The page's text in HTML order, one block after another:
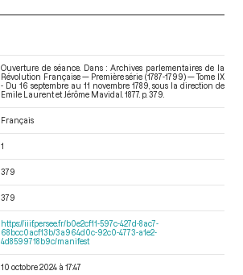
Ouverture de séance. Dans : Archives parlementaires de la
Révolution Française — Première série (1787-1799) — Tome IX
- Du 16 septembre au 11 novembre 1789 , sous la direction de
Emile Laurent et Jérôme Mavidal. 1877. p. 379.
Français
1
379
379
https://iiif.persee.fr/b0e2cf11-597c-427d-8ac7-
68bcc0acf13b/3a964d0c-92c0-4773-a1e2-
4d8599718b9c/manifest
10 octobre 2024 à 17:47